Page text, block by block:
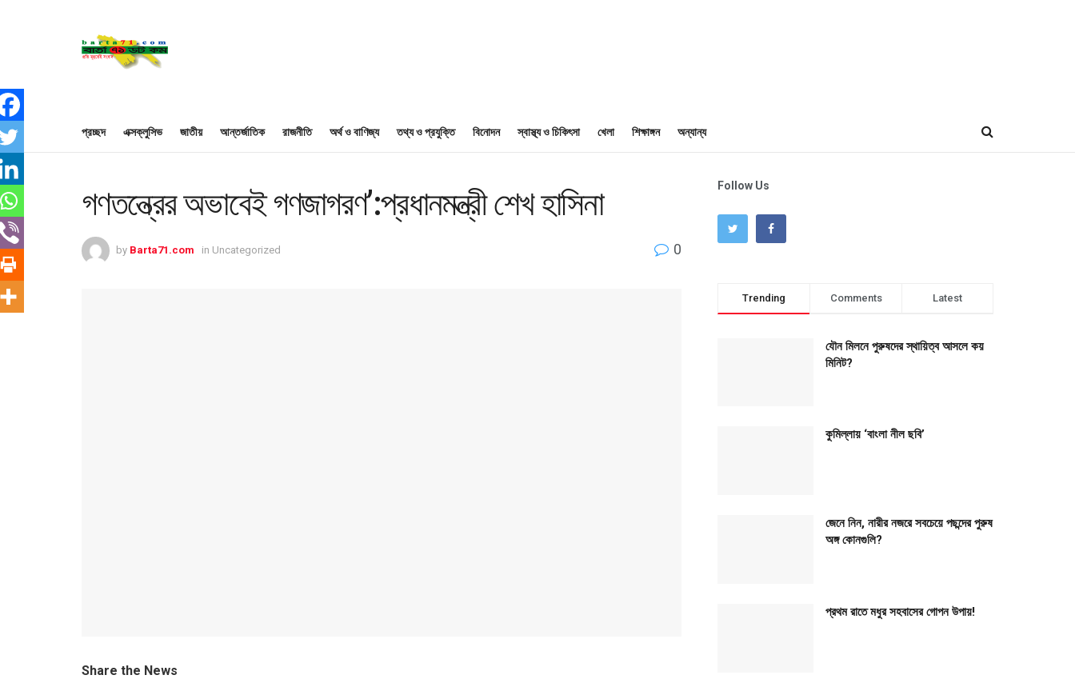
প্রচ্ছদ এক্সক্লুসিভ জাতীয় আন্তর্জাতিক রাজনীতি অর্থ ও বাণিজ্য তথ্য ও প্রযুক্তি বিনোদন স্বাস্থ্য ও চিকিৎসা খেলা শিক্ষাঙ্গন অন্যান্য
গণতন্ত্রের অভাবেই গণজাগরণ’:প্রধানমন্ত্রী শেখ হাসিনা
by Barta71.com in Uncategorized 0
Share the News
Follow Us
Trending Comments Latest
যৌন মিলনে পুরুষদের স্থায়িত্ব আসলে কয়
মিনিট?
কুমিল্লায় ‘বাংলা নীল ছবি’
জেনে নিন, নারীর নজরে সবচেয়ে পছন্দের পুরুষ
অঙ্গ কোনগুলি?
প্রথম রাতে মধুর সহবাসের গোপন উপায়!